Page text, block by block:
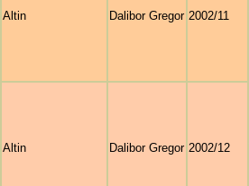
Altin Dalibor Gregor 2002/11
Altin Dalibor Gregor 2002/12